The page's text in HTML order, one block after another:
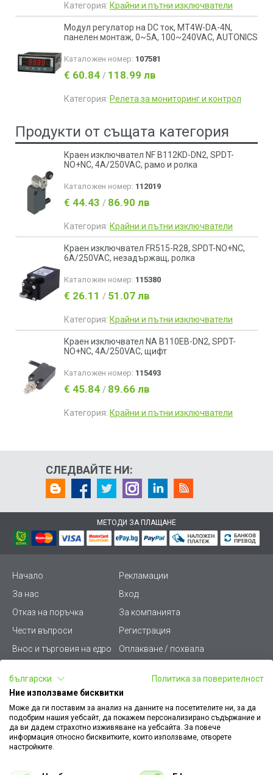
Категория: Крайни и пътни изключватели
Модул регулатор на DC ток, MT4W-DA-4N,
панелен монтаж, 0~5A, 100~240VAC, AUTONICS
Каталожен номер: 107581
€ 60.84 / 118.99 лв
Категория: Релета за мониторинг и контрол
Продукти от същата категория
Краен изключвател NF B112KD-DN2, SPDT-
NO+NC, 4A/250VAC, рамо и ролка
Каталожен номер: 112019
€ 44.43 / 86.90 лв
Категория: Крайни и пътни изключватели
Краен изключвател FR515-R28, SPDT-NO+NC,
6A/250VAC, незадържащ, ролка
Каталожен номер: 115380
€ 26.11 / 51.07 лв
Категория: Крайни и пътни изключватели
Краен изключвател NA B110EB-DN2, SPDT-
NO+NC, 4A/250VAC, щифт
Каталожен номер: 115493
€ 45.84 / 89.66 лв
Категория: Крайни и пътни изключватели
СЛЕДВАЙТЕ НИ:
МЕТОДИ ЗА ПЛАЩАНЕ
Начало
Рекламации
За нас
Вход
Отказ на поръчка
За компанията
Чести въпроси
Регистрация
Внос и търговия на едро
Оплакване / похвала
Условия за ползване
Стани дистрибутор
Карта на сайта
Кариери
Как да намеря документ
към поръчка
Платформа за AРС
български
Политика за поверителност
Ние използваме бисквитки
Може да ги поставим за анализ на данните на посетителите ни, за да
подобрим нашия уебсайт, да покажем персонализирано съдържание и
да ви дадем страхотно изживяване на уебсайта. За повече
информация относно бисквитките, които използваме, отворете
настройките.